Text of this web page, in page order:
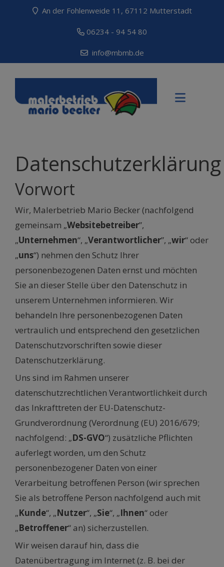
An der Fohlenweide 11, 67112 Mutterstadt
06234 - 94 54 80
info@mbmb.de
Datenschutzerklärung
Vorwort
Wir, Malerbetrieb Mario Becker (nachfolgend
gemeinsam „Websitebetreiber”,
„Unternehmen“, „Verantwortlicher”, „wir“ oder
„uns“) nehmen den Schutz Ihrer
personenbezogenen Daten ernst und möchten
Sie an dieser Stelle über den Datenschutz in
unserem Unternehmen informieren. Wir
behandeln Ihre personenbezogenen Daten
vertraulich und entsprechend den gesetzlichen
Datenschutzvorschriften sowie dieser
Datenschutzerklärung.
Uns sind im Rahmen unserer
datenschutzrechtlichen Verantwortlichkeit durch
das Inkrafttreten der EU-Datenschutz-
Grundverordnung (Verordnung (EU) 2016/679;
nachfolgend: „DS-GVO“) zusätzliche Pflichten
auferlegt worden, um den Schutz
personenbezogener Daten von einer
Verarbeitung betroffenen Person (wir sprechen
Sie als betroffene Person nachfolgend auch mit
„Kunde“, „Nutzer“, „Sie“, „Ihnen“ oder
„Betroffener“ an) sicherzustellen.
Wir weisen darauf hin, dass die
Datenübertragung im Internet (z. B. bei der